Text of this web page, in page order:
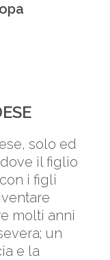
solo ed
il figlio
i figli
molti anni
un
e la